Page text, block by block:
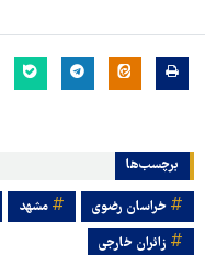
برچسب‌ها
خراسان رضوی مشهد
زائران خارجی